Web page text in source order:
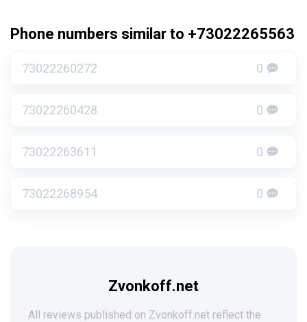
Phone numbers similar to +73022265563
73022260272 0
73022260428 0
73022263611 0
73022268954 0
Zvonkoff.net
All reviews published on Zvonkoff.net reflect the